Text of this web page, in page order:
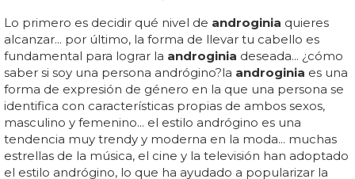
Lo primero es decidir qué nivel de androginia quieres
alcanzar... por último, la forma de llevar tu cabello es
fundamental para lograr la androginia deseada... ¿cómo
saber si soy una persona andrógino?la androginia es una
forma de expresión de género en la que una persona se
identifica con características propias de ambos sexos,
masculino y femenino... el estilo andrógino es una
tendencia muy trendy y moderna en la moda... muchas
estrellas de la música, el cine y la televisión han adoptado
el estilo andrógino, lo que ha ayudado a popularizar la